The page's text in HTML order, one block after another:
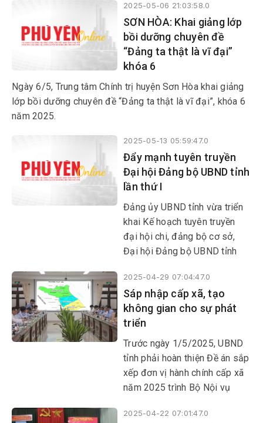
sản Việt Nam (3/2/1930-
3/2/2025).
2025-05-06 21:03:58.0
SƠN HÒA: Khai giảng lớp
bồi dưỡng chuyên đề
“Đảng ta thật là vĩ đại”
khóa 6
Ngày 6/5, Trung tâm Chính trị huyện Sơn Hòa khai giảng
lớp bồi dưỡng chuyên đề “Đảng ta thật là vĩ đại”, khóa 6
năm 2025.
2025-05-13 05:59:47.0
Đẩy mạnh tuyên truyền
Đại hội Đảng bộ UBND tỉnh
lần thứ I
Đảng ủy UBND tỉnh vừa triển
khai Kế hoạch tuyên truyền
đại hội chi, đảng bộ cơ sở,
Đại hội Đảng bộ UBND tỉnh
bộ tỉnh lần thứ XVIII và Đại
hội toàn quốc lần thứ XIV của
Đảng.
2025-04-29 07:04:47.0
Sáp nhập cấp xã, tạo
không gian cho sự phát
triển
​​​​​​​Trước ngày 1/5/2025, UBND
tỉnh phải hoàn thiện Đề án sắp
xếp đơn vị hành chính cấp xã
năm 2025 trình Bộ Nội vụ
ban Thường vụ Quốc hội xem
2025-04-22 07:01:47.0